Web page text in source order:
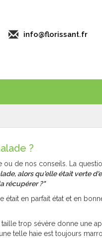
info@florissant.fr
?
de nos conseils. La
alors qu'elle était verte
récupérer ?"
en parfait état et en
trop sévère donne une
telle haie est toujours